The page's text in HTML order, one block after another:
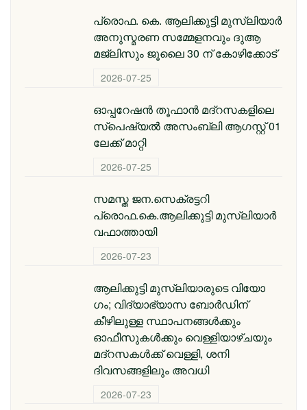
പ്രൊഫ. കെ. ആലിക്കുട്ടി മുസ്‌ലിയാർ
അനുസ്മരണ സമ്മേളനവും ദുആ
മജ്ലിസും ജൂലൈ 30 ന് കോഴിക്കോട്
2026-07-25
ഓപ്പറേഷൻ തൂഫാൻ മദ്റസകളിലെ
സ്പെഷ്യൽ അസംബ്ലി ആഗസ്റ്റ് 01
ലേക്ക് മാറ്റി
2026-07-25
സമസ്ത ജന.സെക്രട്ടറി
പ്രൊഫ.കെ.ആലിക്കുട്ടി മുസ്‌ലിയാര്‍
വഫാത്തായി
2026-07-23
ആലിക്കുട്ടി മുസ്​ലിയാരുടെ വിയോ​
ഗം; വിദ്യാഭ്യാസ ബോര്‍ഡിന്
കീഴിലുള്ള സ്ഥാപനങ്ങള്‍ക്കും
ഓഫീസുകള്‍ക്കും വെള്ളിയാഴ്ചയും
മദ്റസകള്‍ക്ക് വെള്ളി, ശനി
ദിവസങ്ങളിലും അവധി
2026-07-23